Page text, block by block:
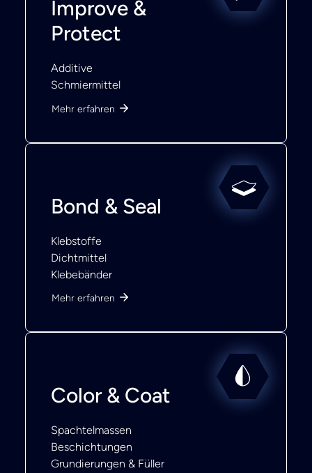
Improve &
Protect
Additive
Schmiermittel
Mehr erfahren
Bond & Seal
Klebstoffe
Dichtmittel
Klebebänder
Mehr erfahren
Color & Coat
Spachtelmassen
Beschichtungen
Grundierungen & Füller